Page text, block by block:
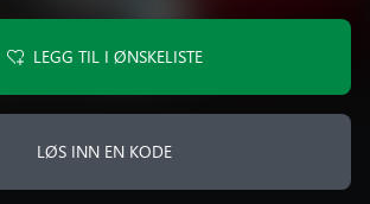
LEGG TIL I ØNSKELISTE
LØS INN EN KODE